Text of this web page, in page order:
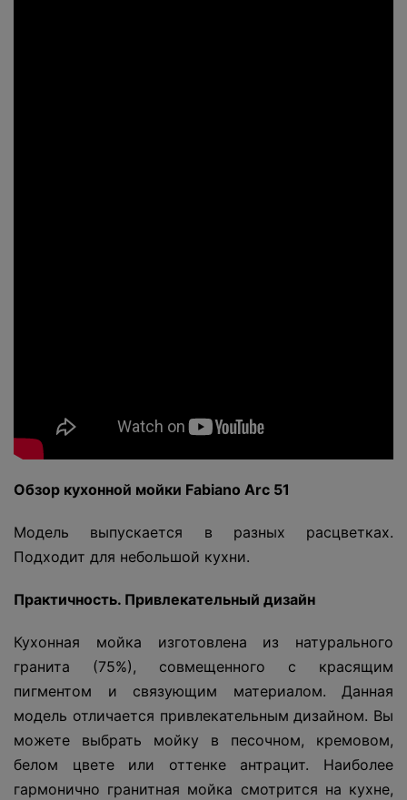
Обзор кухонной мойки Fabiano Arc 51
Модель выпускается в разных расцветках.
Подходит для небольшой кухни.
Практичность. Привлекательный дизайн
Кухонная мойка изготовлена из натурального
гранита (75%), совмещенного с красящим
пигментом и связующим материалом. Данная
модель отличается привлекательным дизайном. Вы
можете выбрать мойку в песочном, кремовом,
белом цвете или оттенке антрацит. Наиболее
гармонично гранитная мойка смотрится на кухне,